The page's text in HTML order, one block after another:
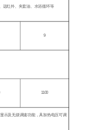
远红外、夹套油、水浴循环等
9
1100
示及无级调速功能，具加热电压可调